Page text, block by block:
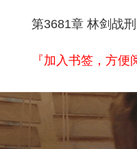
第3681章 林剑战
『加入书签，方便